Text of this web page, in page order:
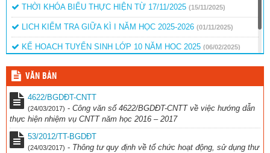
THỜI KHÓA BIỂU THỰC HIỆN TỪ 17/11/2025 (15/11/2025)
LICH KIỂM TRA GIỮA KÌ I NĂM HỌC 2025-2026 (01/11/2025)
KẾ HOẠCH TUYỂN SINH LỚP 10 NĂM HỌC 2025 (06/02/2025)
QUYẾT ĐỊNH BỎ SUNG KINH PHÍ KHEN THƯỞNG (15/01/2025)
VĂN BẢN
4622/BGDĐT-CNTT
(24/03/2017) - Công văn số 4622/BGDĐT-CNTT về việc hướng dẫn
thực hiện nhiệm vụ CNTT năm học 2016 – 2017
53/2012/TT-BGDĐT
(24/03/2017) - Thông tư quy định về tổ chức hoạt động, sử dụng thư